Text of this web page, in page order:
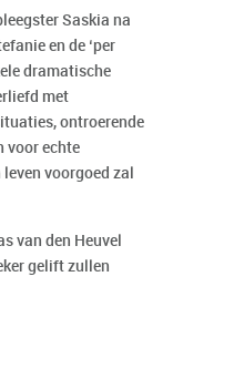
Saskia na
en de ‘per
dramatische
met
ontroerende
voor echte
voorgoed zal
van den Heuvel
gelift zullen